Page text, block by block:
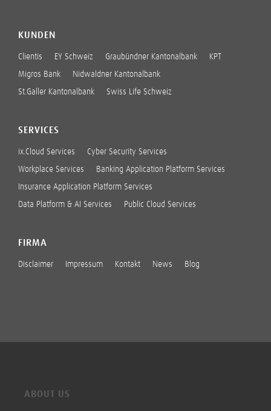
KUNDEN
Clientis EY Schweiz Graubündner Kantonalbank KPT
Migros Bank Nidwaldner Kantonalbank
St.Galler Kantonalbank Swiss Life Schweiz
SERVICES
ix.Cloud Services Cyber Security Services
Workplace Services Banking Application Platform Services
Insurance Application Platform Services
Data Platform & AI Services Public Cloud Services
FIRMA
Disclaimer Impressum Kontakt News Blog
ABOUT US